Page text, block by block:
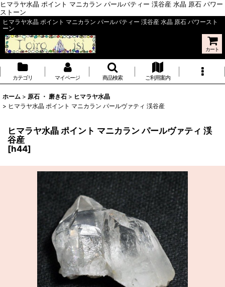
ヒマラヤ水晶 ポイント マニカラン パールバティー 渓谷産 水晶 原石 パワー
ストーン
ヒマラヤ水晶 ポイント マニカラン パールバティー 渓谷産 水晶 原石 パワースト
ーン
カート
カテゴリ マイページ 商品検索 ご利用案内
ホーム > 原石 ・ 磨き石 > ヒマラヤ水晶
> ヒマラヤ水晶 ポイント マニカラン パールヴァティ 渓谷産
ヒマラヤ水晶 ポイント マニカラン パールヴァティ 渓
谷産
[h44]